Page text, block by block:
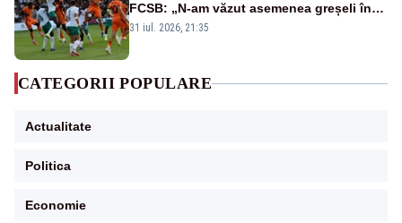
FCSB: „N-am văzut asemenea greșeli în
190 de meciuri europene”
31 iul. 2026, 21:35
CATEGORII POPULARE
Actualitate
Politica
Economie